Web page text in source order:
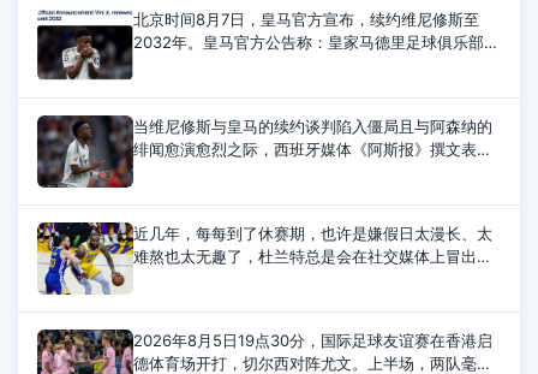
北京时间8月7日，皇马官方宣布，续约维尼修斯至
2032年。皇马官方公告称：皇家马德里足球俱乐部与
当维尼修斯与皇马的续约谈判陷入僵局且与阿森纳的
绯闻愈演愈烈之际，西班牙媒体《阿斯报》撰文表
近几年，每每到了休赛期，也许是嫌假日太漫长、太
难熬也太无趣了，杜兰特总是会在社交媒体上冒出头
2026年8月5日19点30分，国际足球友谊赛在香港启
德体育场开打，切尔西对阵尤文。上半场，两队毫无